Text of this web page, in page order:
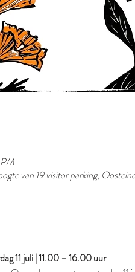
van 19 visitor parking,
11 juli | 11.00 – 16.00 uur